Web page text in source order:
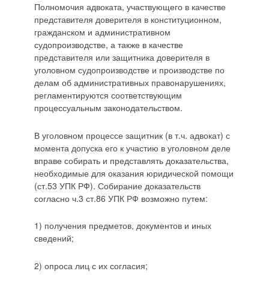
Полномочия адвоката, участвующего в качестве
представителя доверителя в конституционном,
гражданском и административном
судопроизводстве, а также в качестве
представителя или защитника доверителя в
уголовном судопроизводстве и производстве по
делам об административных правонарушениях,
регламентируются соответствующим
процессуальным законодательством.
В уголовном процессе защитник (в т.ч. адвокат) с
момента допуска его к участию в уголовном деле
вправе собирать и представлять доказательства,
необходимые для оказания юридической помощи
(ст.53 УПК РФ). Собирание доказательств
согласно ч.3 ст.86 УПК РФ возможно путем:
1) получения предметов, документов и иных
сведений;
2) опроса лиц с их согласия;